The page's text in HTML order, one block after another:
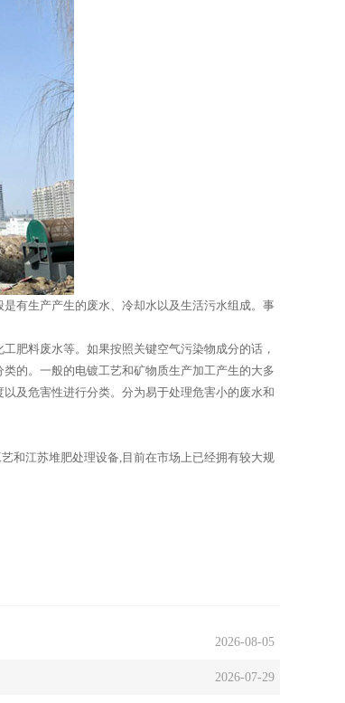
有生产产生的废水、冷却水以及生活污水组成。事
肥料废水等。如果按照关键空气污染物成分的话，
的。一般的电镀工艺和矿物质生产加工产生的大多
及危害性进行分类。分为易于处理危害小的废水和
和江苏堆肥处理设备,目前在市场上已经拥有较大规
2026-08-05
2026-07-29